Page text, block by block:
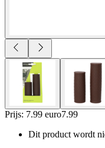
Prijs: 7.99 euro7.99
Dit product wordt